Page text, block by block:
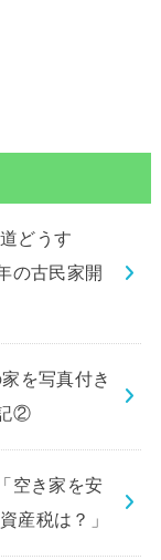
どうす
の古民家開
を写真付き
②
空き家を安
産税は？」